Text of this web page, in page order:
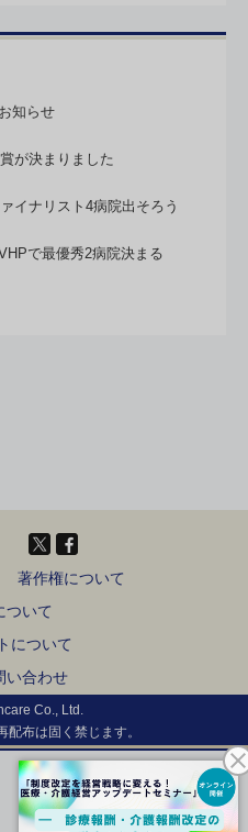
知らせ
が決まりました
イナリスト4病院出そろう
で最優秀2病院決まる
著作権について
ついて
について
い合わせ
Co., Ltd.
布は固く禁じます。